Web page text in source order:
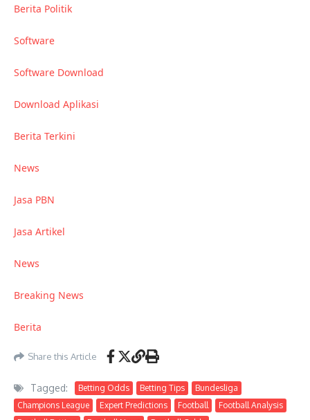
Berita Politik
Software
Software Download
Download Aplikasi
Berita Terkini
News
Jasa PBN
Jasa Artikel
News
Breaking News
Berita
Share this Article
Tagged: Betting Odds Betting Tips
Bundesliga
Champions League
Expert Predictions Football
Football Analysis